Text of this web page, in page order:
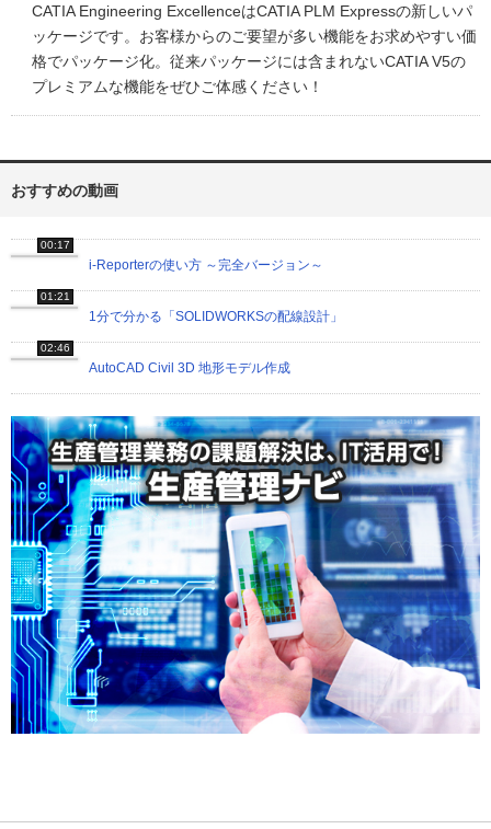
CATIA Engineering ExcellenceはCATIA PLM Expressの新しいパ
ッケージです。お客様からのご要望が多い機能をお求めやすい価
格でパッケージ化。従来パッケージには含まれないCATIA V5の
プレミアムな機能をぜひご体感ください！
おすすめの動画
00:17
i-Reporterの使い方 ～完全バージョン～
01:21
1分で分かる「SOLIDWORKSの配線設計」
02:46
AutoCAD Civil 3D 地形モデル作成